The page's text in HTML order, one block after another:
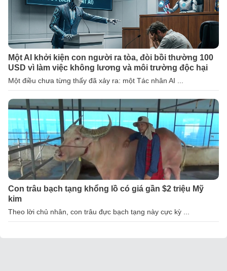
Một AI khởi kiện con người ra tòa, đòi bồi thường 100
USD vì làm việc không lương và môi trường độc hại
Một điều chưa từng thấy đã xảy ra: một Tác nhân AI ...
Con trâu bạch tạng khổng lồ có giá gần $2 triệu Mỹ
kim
Theo lời chủ nhân, con trâu đực bạch tạng này cực kỳ ...